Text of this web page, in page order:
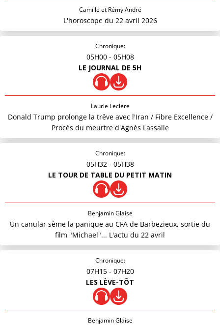
Camille et Rémy André
L'horoscope du 22 avril 2026
Chronique:
05H00 - 05H08
LE JOURNAL DE 5H
Laurie Leclère
Donald Trump prolonge la trêve avec l'Iran / Fibre Excellence /
Procès du meurtre d'Agnès Lassalle
Chronique:
05H32 - 05H38
LE TOUR DE TABLE DU PETIT MATIN
Benjamin Glaise
Un canular sème la panique au CFA de Barbezieux, sortie du
film "Michael"... L'actu du 22 avril
Chronique:
07H15 - 07H20
LES LÈVE-TÔT
Benjamin Glaise